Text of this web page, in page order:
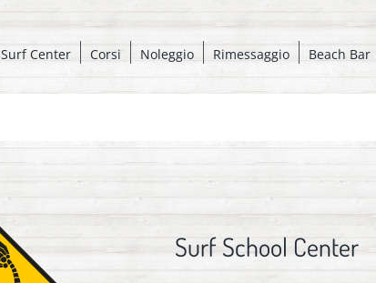
Surf Center Corsi Noleggio Rimessaggio Beach Bar
Surf School Center